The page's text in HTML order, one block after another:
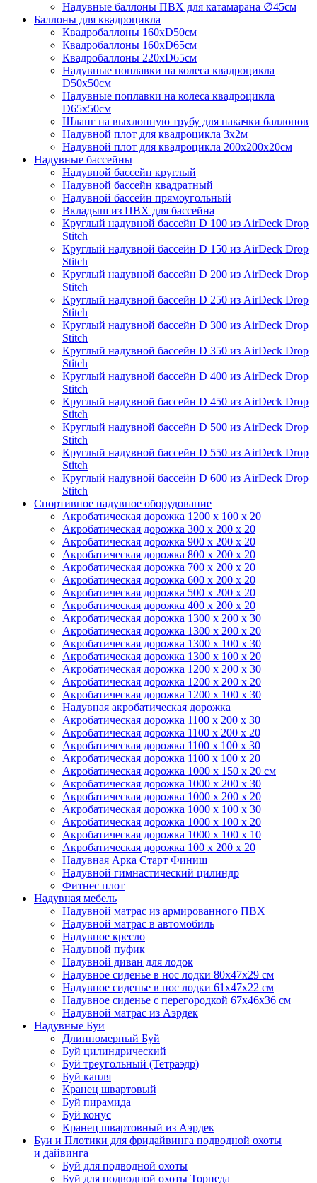
Надувные баллоны ПВХ для катамарана ∅45см
Баллоны для квадроцикла
Квадробаллоны 160хD50см
Квадробаллоны 160хD65см
Квадробаллоны 220хD65см
Надувные поплавки на колеса квадроцикла
D50х50см
Надувные поплавки на колеса квадроцикла
D65х50см
Шланг на выхлопную трубу для накачки баллонов
Надувной плот для квадроцикла 3х2м
Надувной плот для квадроцикла 200х200х20см
Надувные бассейны
Надувной бассейн круглый
Надувной бассейн квадратный
Надувной бассейн прямоугольный
Вкладыш из ПВХ для бассейна
Круглый надувной бассейн D 100 из AirDeck Drop
Stitch
Круглый надувной бассейн D 150 из AirDeck Drop
Stitch
Круглый надувной бассейн D 200 из AirDeck Drop
Stitch
Круглый надувной бассейн D 250 из AirDeck Drop
Stitch
Круглый надувной бассейн D 300 из AirDeck Drop
Stitch
Круглый надувной бассейн D 350 из AirDeck Drop
Stitch
Круглый надувной бассейн D 400 из AirDeck Drop
Stitch
Круглый надувной бассейн D 450 из AirDeck Drop
Stitch
Круглый надувной бассейн D 500 из AirDeck Drop
Stitch
Круглый надувной бассейн D 550 из AirDeck Drop
Stitch
Круглый надувной бассейн D 600 из AirDeck Drop
Stitch
Спортивное надувное оборудование
Акробатическая дорожка 1200 x 100 x 20
Акробатическая дорожка 300 x 200 x 20
Акробатическая дорожка 900 x 200 x 20
Акробатическая дорожка 800 x 200 x 20
Акробатическая дорожка 700 x 200 x 20
Акробатическая дорожка 600 x 200 x 20
Акробатическая дорожка 500 x 200 x 20
Акробатическая дорожка 400 x 200 x 20
Акробатическая дорожка 1300 x 200 x 30
Акробатическая дорожка 1300 x 200 x 20
Акробатическая дорожка 1300 x 100 x 30
Акробатическая дорожка 1300 x 100 x 20
Акробатическая дорожка 1200 x 200 x 30
Акробатическая дорожка 1200 x 200 x 20
Акробатическая дорожка 1200 x 100 x 30
Надувная акробатическая дорожка
Акробатическая дорожка 1100 x 200 x 30
Акробатическая дорожка 1100 x 200 x 20
Акробатическая дорожка 1100 x 100 x 30
Акробатическая дорожка 1100 x 100 x 20
Акробатическая дорожка 1000 x 150 x 20 см
Акробатическая дорожка 1000 x 200 x 30
Акробатическая дорожка 1000 x 200 x 20
Акробатическая дорожка 1000 x 100 x 30
Акробатическая дорожка 1000 x 100 x 20
Акробатическая дорожка 1000 x 100 x 10
Акробатическая дорожка 100 x 200 x 20
Надувная Арка Старт Финиш
Надувной гимнастический цилиндр
Фитнес плот
Надувная мебель
Надувной матрас из армированного ПВХ
Надувной матрас в автомобиль
Надувное кресло
Надувной пуфик
Надувной диван для лодок
Надувное сиденье в нос лодки 80х47х29 см
Надувное сиденье в нос лодки 61х47х22 см
Надувное сиденье с перегородкой 67х46х36 см
Надувной матрас из Аэрдек
Надувные Буи
Длинномерный Буй
Буй цилиндрический
Буй треугольный (Тетраэдр)
Буй капля
Кранец швартовый
Буй пирамида
Буй конус
Кранец швартовный из Аэрдек
Буи и Плотики для фридайвинга подводной охоты
и дайвинга
Буй для подводной охоты
Буй для подводной охоты Торпеда